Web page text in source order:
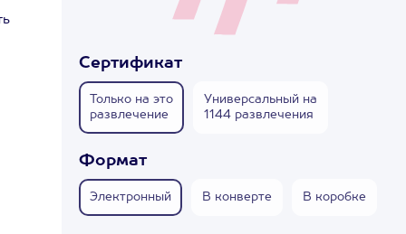
Сертификат
Только на это
развлечение
Универсальный на
1144 развлечения
Формат
Электронный В конверте В коробке